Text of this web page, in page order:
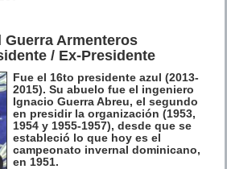
Guerra Armenteros
/ Ex-Presidente
Fue el 16to presidente azul (2013-
2015). Su abuelo fue el ingeniero
Ignacio Guerra Abreu, el segundo
en presidir la organización (1953,
1954 y 1955-1957), desde que se
estableció lo que hoy es el
campeonato invernal dominicano,
en 1951.